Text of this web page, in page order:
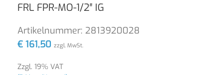
FRL FPR-MO-1/2″ IG
Artikelnummer: 2813920028
€ 161,50 zzgl. MwSt.
Zzgl. 19% VAT